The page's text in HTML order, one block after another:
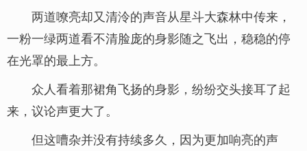
两道嘹亮却又清泠的声音从星斗大森林中传来，
一粉一绿两道看不清脸庞的身影随之飞出，稳稳的停
在光罩的最上方。
众人看着那裙角飞扬的身影，纷纷交头接耳了起
来，议论声更大了。
但这嘈杂并没有持续多久，因为更加响亮的声